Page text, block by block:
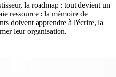
la roadmap : tout devient un
ressource : la mémoire de
doivent apprendre à l'écrire, la
leur organisation.